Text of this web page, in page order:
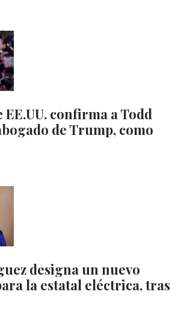
EE.UU. confirma a Todd
de Trump, como
designa un nuevo
la estatal eléctrica, tras